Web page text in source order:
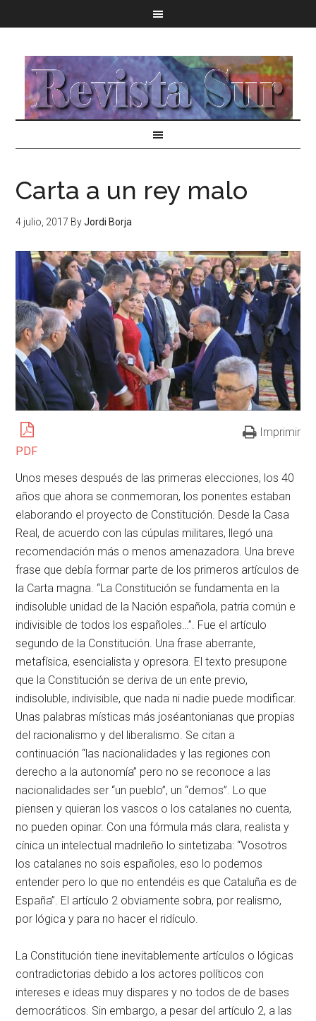
Carta a un rey malo
4 julio, 2017 ByJordi Borja
PDF
Imprimir
Unos meses después de las primeras elecciones, los 40
años que ahora se conmemoran, los ponentes estaban
elaborando el proyecto de Constitución. Desde la Casa
Real, de acuerdo con las cúpulas militares, llegó una
recomendación más o menos amenazadora. Una breve
frase que debía formar parte de los primeros artículos de
la Carta magna. “La Constitución se fundamenta en la
indisoluble unidad de la Nación española, patria común e
indivisible de todos los españoles…”. Fue el artículo
segundo de la Constitución. Una frase aberrante,
metafísica, esencialista y opresora. El texto presupone
que la Constitución se deriva de un ente previo,
indisoluble, indivisible, que nada ni nadie puede modificar.
Unas palabras místicas más joséantonianas que propias
del racionalismo y del liberalismo. Se citan a
continuación “las nacionalidades y las regiones con
derecho a la autonomía” pero no se reconoce a las
nacionalidades ser “un pueblo”, un “demos”. Lo que
piensen y quieran los vascos o los catalanes no cuenta,
no pueden opinar. Con una fórmula más clara, realista y
cínica un intelectual madrileño lo sintetizaba: “Vosotros
los catalanes no sois españoles, eso lo podemos
entender pero lo que no entendéis es que Cataluña es de
España”. El artículo 2 obviamente sobra, por realismo,
por lógica y para no hacer el ridículo.
La Constitución tiene inevitablemente artículos o lógicas
contradictorias debido a los actores políticos con
intereses e ideas muy dispares y no todos de de bases
democráticos. Sin embargo, a pesar del artículo 2, a las